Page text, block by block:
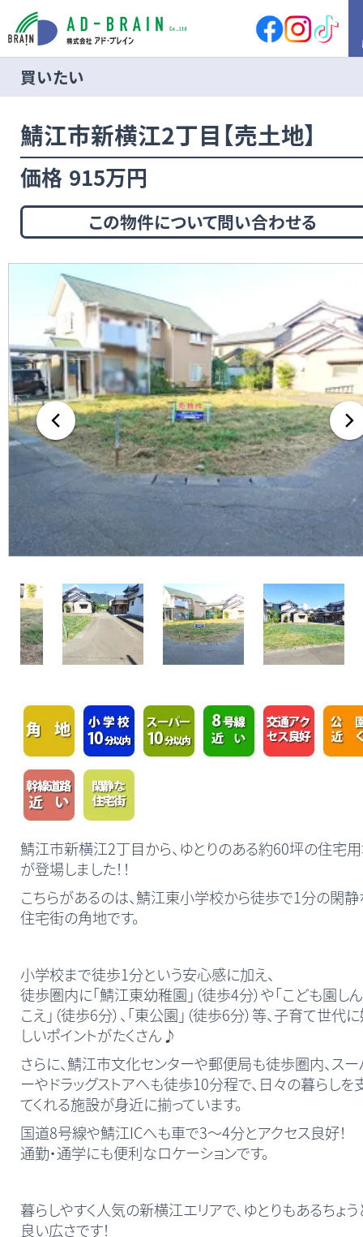
HOME
買いたい
売地
新築戸建
店舗付住宅
マンション
アパート
その他
借りたい
土地
その他
売りたい サポート内容
売却の流れ
無料査定・売却・買取
お役立ち
情報
資産活用・売却の豆知識
会社案内 特長・サービス
スタッフ紹介
アクセス
メールでお問合せ 無料査定 アド・ブレインの
買いたい
鯖江市新横江2丁目【売土地】
価格 915万円
この物件について問い合わせる
鯖江市新横江2丁目から、ゆとりのある約60坪の住宅
が登場しました！！
こちらがあるのは、鯖江東小学校から徒歩で1分の閑
住宅街の角地です。
小学校まで徒歩1分という安心感に加え、
徒歩圏内に「鯖江東幼稚園」（徒歩4分）や「こども園し
こえ」（徒歩6分）、「東公園」（徒歩6分）等、子育て世代
しいポイントがたくさん♪
さらに、鯖江市文化センターや郵便局も徒歩圏内、スー
ーやドラッグストアへも徒歩10分程で、日々の暮らしを
てくれる施設が身近に揃っています。
国道8号線や鯖江ICへも車で3～4分とアクセス良好！
通勤・通学にも便利なロケーションです。
暮らしやすく人気の新横江エリアで、ゆとりもあるちょう
良い広さです！